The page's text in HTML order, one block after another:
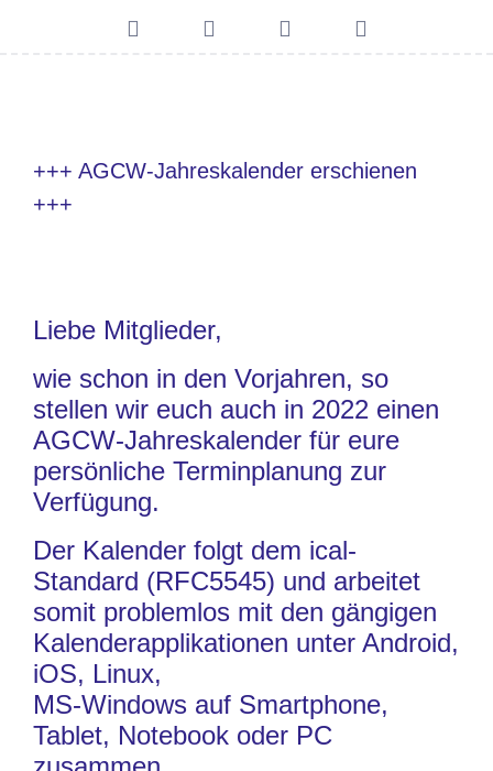
+++ AGCW-Jahreskalender erschienen
+++
Liebe Mitglieder,
wie schon in den Vorjahren, so
stellen wir euch auch in 2022 einen
AGCW-Jahreskalender für eure
persönliche Terminplanung zur
Verfügung.
Der Kalender folgt dem ical-
Standard (RFC5545) und arbeitet
somit problemlos mit den gängigen
Kalenderapplikationen unter Android,
iOS, Linux,
MS-Windows auf Smartphone,
Tablet, Notebook oder PC